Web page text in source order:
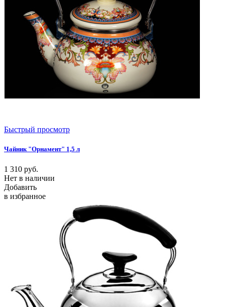
Быстрый просмотр
Чайник "Орнамент" 1,5 л
1 310 руб.
Нет в наличии
Добавить
в избранное